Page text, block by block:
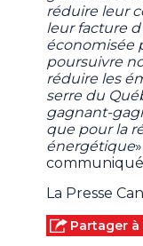
réduire leur
leur facture
économisée
poursuivre
réduire les
serre du
gagnant-
que pour la
énergétique
communiqué
La Presse
Partager